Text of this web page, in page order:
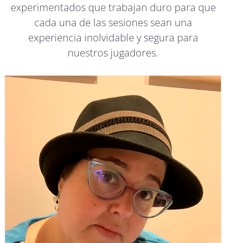
experimentados que trabajan duro para que
cada una de las sesiones sean una
experiencia inolvidable y segura para
nuestros jugadores.